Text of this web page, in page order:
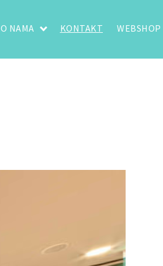
O NAMA KONTAKT WEBSHOP